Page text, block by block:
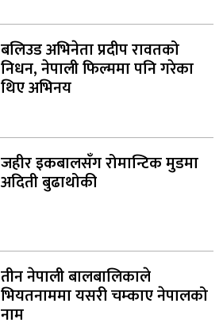
बलिउड अभिनेता प्रदीप रावतको
निधन, नेपाली फिल्ममा पनि गरेका
थिए अभिनय
जहीर इकबालसँग रोमान्टिक मुडमा
अदिती बुढाथोकी
तीन नेपाली बालबालिकाले
भियतनाममा यसरी चम्काए नेपालको
नाम